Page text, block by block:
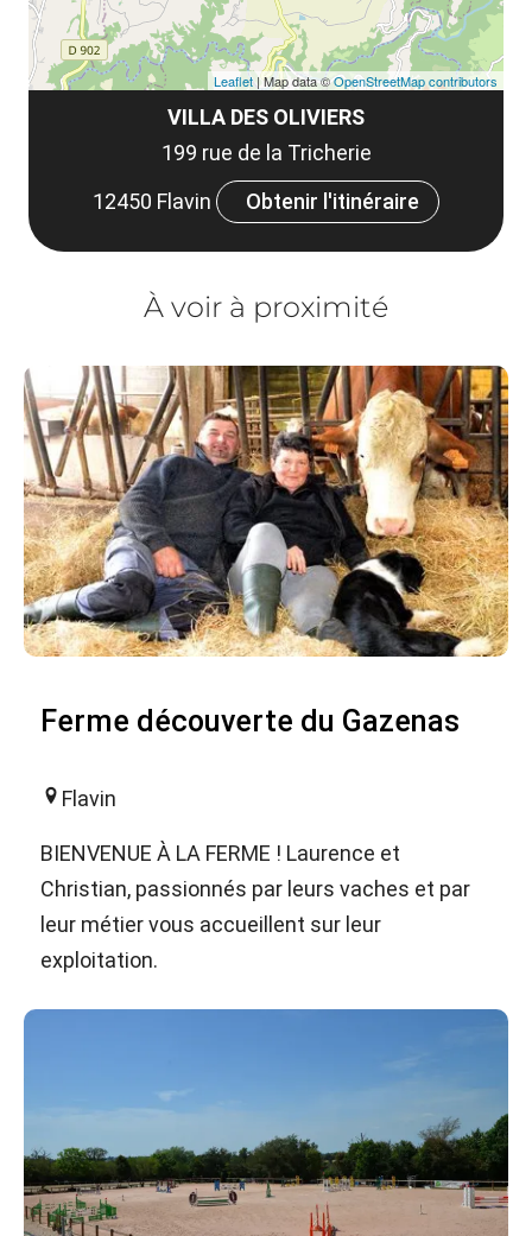
VILLA DES OLIVIERS
199 rue de la Tricherie
12450 Flavin
Obtenir l'itinéraire
Leaflet | Map data ©OpenStreetMap contributors
À voir à proximité
Ferme découverte du Gazenas
Flavin
BIENVENUE À LA FERME ! Laurence et
Christian, passionnés par leurs vaches et par
leur métier vous accueillent sur leur
exploitation.